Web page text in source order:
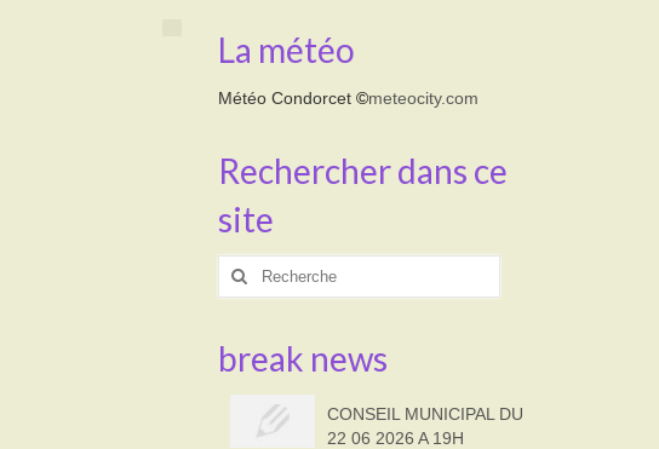
La météo
Météo Condorcet©meteocity.com
Rechercher dans ce
site
Rechercher
break news
CONSEIL MUNICIPAL DU
22 06 2026 A 19H